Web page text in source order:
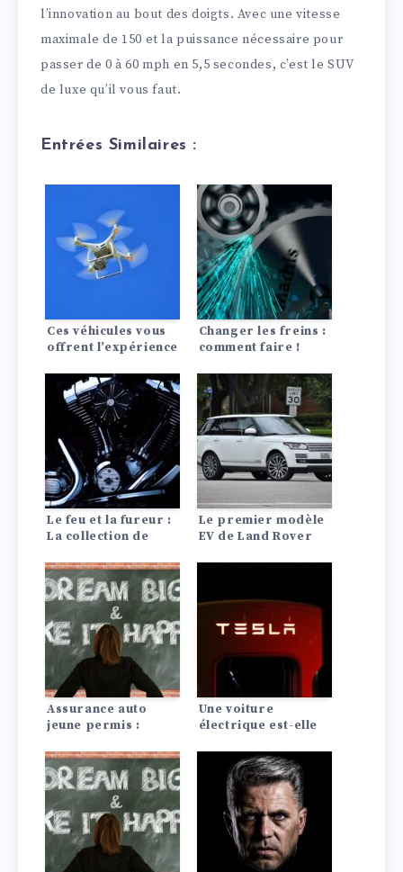
l’innovation au bout des doigts. Avec une vitesse
maximale de 150 et la puissance nécessaire pour
passer de 0 à 60 mph en 5,5 secondes, c’est le SUV
de luxe qu’il vous faut.
Entrées Similaires :
Ces véhicules vous
offrent l’expérience
soit en matière de
siège arrière !
Changer les freins :
comment faire !
Le feu et la fureur :
La collection de
Depp vous laissera
pantois.
Le premier modèle
EV de Land Rover
avenir entièrement
électrique.
Assurance auto
jeune permis :
moins cher
Une voiture
électrique est-elle
comparaison avec
les moteurs à
combustion